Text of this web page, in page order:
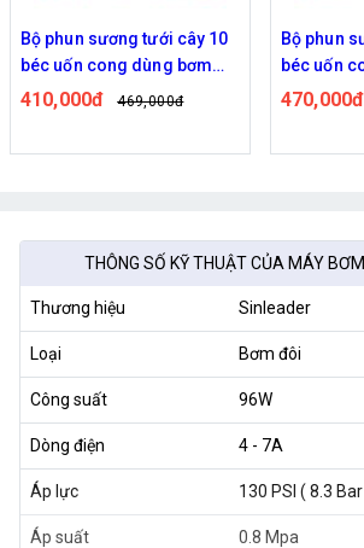
Bộ phun sương tưới cây 15
béc uốn cong dùng bơm
60w
470,000đ 559,000đ
Bộ phun
động 20
đôi 96w
820,000đ
THÔNG SỐ KỸ THUẬT CỦA MÁY
Thương hiệu Sinleader
Loại Bơm đôi
Công suất 96W
Dòng điện 4 - 7A
Áp lực 130 PSI ( 8.3
Áp suất 0.8 Mpa